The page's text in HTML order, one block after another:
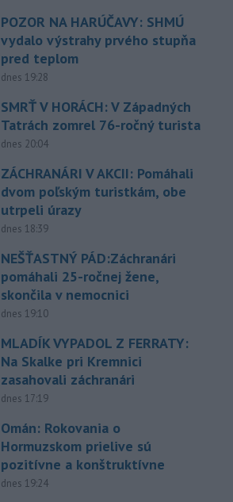
POZOR NA HARÚČAVY: SHMÚ
vydalo výstrahy prvého stupňa
pred teplom
dnes 19:28
SMRŤ V HORÁCH: V Západných
Tatrách zomrel 76-ročný turista
dnes 20:04
ZÁCHRANÁRI V AKCII: Pomáhali
dvom poľským turistkám, obe
utrpeli úrazy
dnes 18:39
NEŠŤASTNÝ PÁD:Záchranári
pomáhali 25-ročnej žene,
skončila v nemocnici
dnes 19:10
MLADÍK VYPADOL Z FERRATY:
Na Skalke pri Kremnici
zasahovali záchranári
dnes 17:19
Omán: Rokovania o
Hormuzskom prielive sú
pozitívne a konštruktívne
dnes 19:24